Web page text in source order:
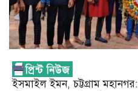
ইসমাইল ইমন, চট্টগ্রাম মহানগর: